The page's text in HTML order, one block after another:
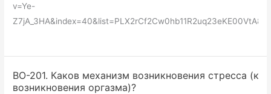
v=Ye-
ВО-201. Каков механизм возникновения стресса
возникновения оргазма)?